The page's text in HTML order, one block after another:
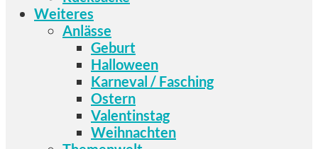
Weiteres
Anlässe
Geburt
Halloween
Karneval / Fasching
Ostern
Valentinstag
Weihnachten